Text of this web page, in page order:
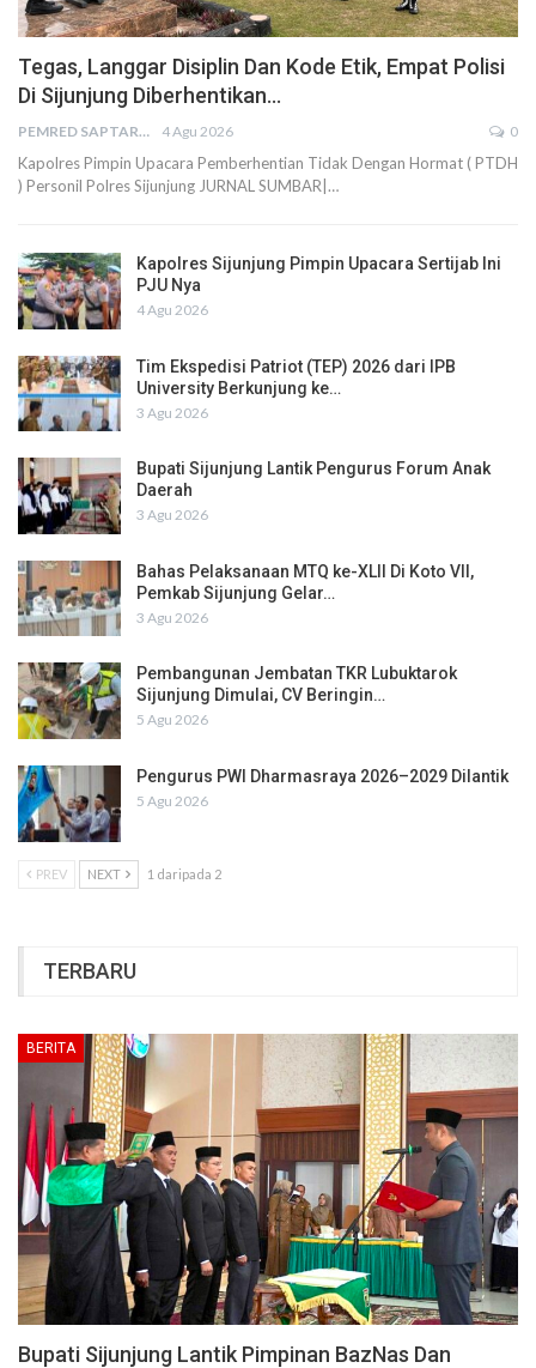
Tegas, Langgar Disiplin Dan Kode Etik, Empat Polisi
Di Sijunjung Diberhentikan…
PEMRED SAPTARIUS 4 Agu 2026 0
Kapolres Pimpin Upacara Pemberhentian Tidak Dengan Hormat ( PTDH
) Personil Polres Sijunjung JURNAL SUMBAR|…
Kapolres Sijunjung Pimpin Upacara Sertijab Ini
PJU Nya
4 Agu 2026
Tim Ekspedisi Patriot (TEP) 2026 dari IPB
University Berkunjung ke…
3 Agu 2026
Bupati Sijunjung Lantik Pengurus Forum Anak
Daerah
3 Agu 2026
Bahas Pelaksanaan MTQ ke-XLII Di Koto VII,
Pemkab Sijunjung Gelar…
3 Agu 2026
Pembangunan Jembatan TKR Lubuktarok
Sijunjung Dimulai, CV Beringin…
5 Agu 2026
Pengurus PWI Dharmasraya 2026–2029 Dilantik
5 Agu 2026
PREV NEXT 1 daripada 2
TERBARU
BERITA
Bupati Sijunjung Lantik Pimpinan BazNas Dan